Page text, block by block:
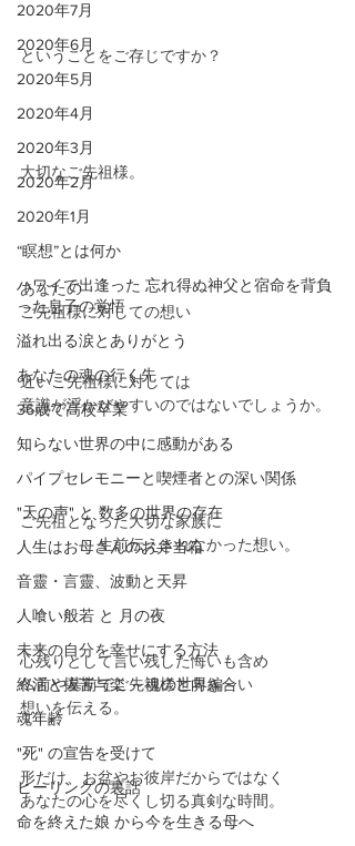
2020年7月
2020年6月
2020年5月
2020年4月
2020年3月
2020年2月
2020年1月
“瞑想”とは何か
ハワイで出逢った 忘れ得ぬ神父と宿命を背負
った息子の覚悟
溢れ出る涙とありがとう
あなたの魂の行く先
36歳で高校卒業
知らない世界の中に感動がある
パイプセレモニーと喫煙者との深い関係
"天の声" と 数多の世界の存在
人生はお母さんのお弁当箱
音靈・言靈、波動と天昇
人喰い般若 と 月の夜
未来の自分を幸せにする方法
終活と抜苦与楽 ～魂の世界編～
魂年齢
"死" の宣告を受けて
ヒーリングの裏話
命を終えた娘 から今を生きる母へ
ということをご存じですか？
大切なご先祖様。
あなたの
ご先祖様に対しての想い
近いご先祖様に対しては
意識が浮かびやすいのではないでしょうか。
ご先祖となった大切な家族に
生前伝えきれなかった想い。
心残りとして言い残した悔いも含め
仏前や墓前でご先祖様と向き合い
想いを伝える。
形だけ、お盆やお彼岸だからではなく
あなたの心を尽くし切る真剣な時間。